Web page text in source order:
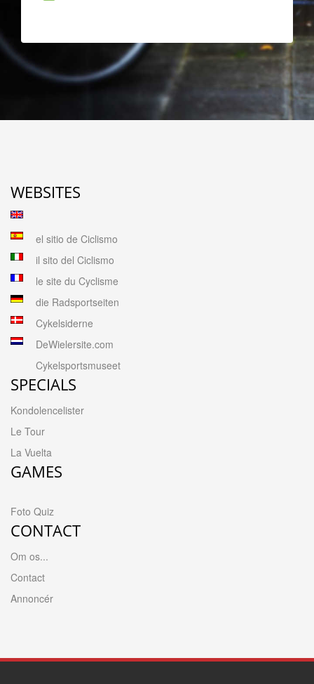
WEBSITES
el sitio de Ciclismo
il sito del Ciclismo
le site du Cyclisme
die Radsportseiten
Cykelsiderne
DeWielersite.com
Cykelsportsmuseet
SPECIALS
Kondolencelister
Le Tour
La Vuelta
GAMES
Foto Quiz
CONTACT
Om os...
Contact
Annoncér